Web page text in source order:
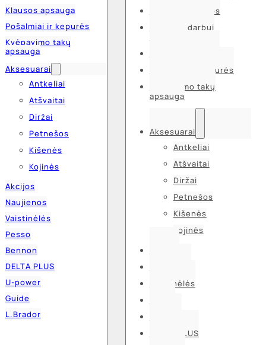
Klausos apsauga
Pošalmiai ir kepurės
Kvėpavimo takų
apsauga
Aksesuarai
Antkeliai
Atšvaitai
Diržai
Petnešos
Kišenės
Kojinės
Akcijos
Naujienos
Vaistinėlės
Pesso
Bennon
DELTA PLUS
U-power
Guide
L.Brador
Galvos apsaugos
Apsauga darbui
Pošalmiai ir kepurės
Kvėpavimo takų
apsauga
Aksesuarai
Antkeliai
Atšvaitai
Diržai
Petnešos
Kišenės
Kojinės
Vaistinėlės
DELTA PLUS